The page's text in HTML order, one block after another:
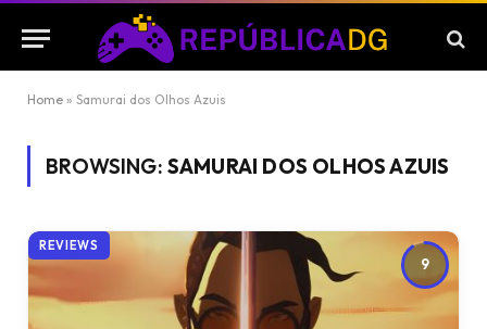
Home » Samurai dos Olhos Azuis
BROWSING: SAMURAI DOS OLHOS AZUIS
9
REVIEWS